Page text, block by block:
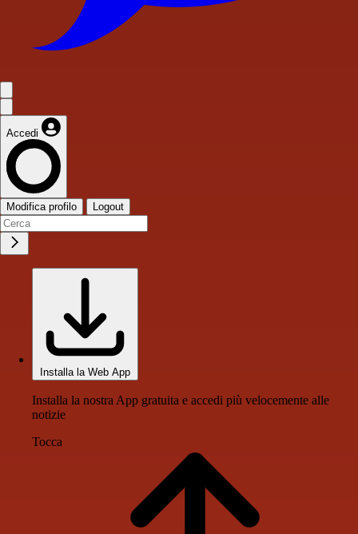
Accedi
Modifica profilo Logout
Installa la Web App
Installa la nostra App gratuita e accedi più velocemente alle
notizie
Tocca